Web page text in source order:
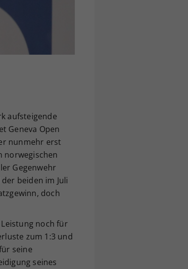
aufsteigende
Geneva Open
nunmehr erst
norwegischen
Gegenwehr
beiden im Juli
doch
noch für
zum 1:3 und
seine
seines
falls der
eingestellt hat.